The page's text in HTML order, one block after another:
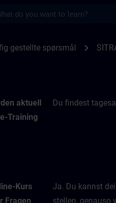
gestellte spørsmål chevron_right
aktuell
Training
Du findest
Kurs
Fragen
Ja. Du kannst
stellen, genauso